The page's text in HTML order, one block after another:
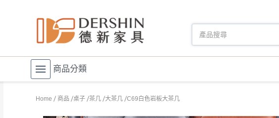
商品分類
Home 商品 桌子 茶几 大茶几 C69白色岩板大茶几